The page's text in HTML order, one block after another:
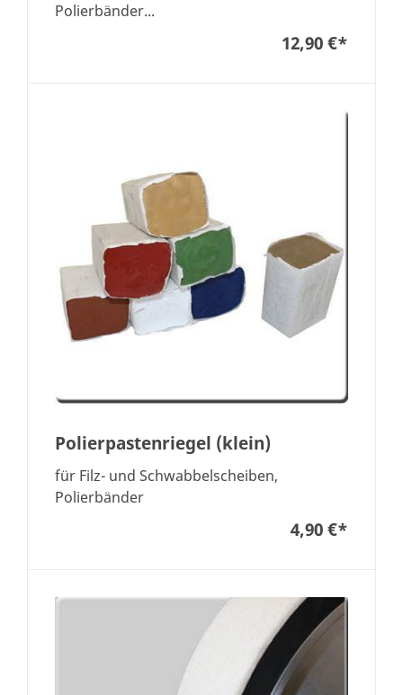
Polierbänder...
12,90 €*
Polierpastenriegel (klein)
für Filz- und Schwabbelscheiben,
Polierbänder
4,90 €*